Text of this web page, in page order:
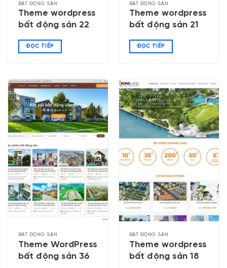
BẤT ĐỘNG SẢN
Theme wordpress
bất động sản 22
ĐỌC TIẾP
BẤT ĐỘNG SẢN
Theme wordpress
bất động sản 21
ĐỌC TIẾP
BẤT ĐỘNG SẢN
Theme WordPress
bất động sản 36
BẤT ĐỘNG SẢN
Theme wordpress
bất động sản 18